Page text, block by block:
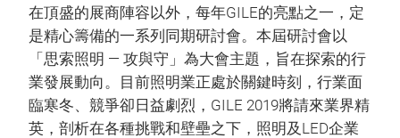
在頂盛的展商陣容以外，每年GILE的亮點之一，定
是精心籌備的一系列同期研討會。本屆研討會以
「思索照明 — 攻與守」為大會主題，旨在探索的行
業發展動向。目前照明業正處於關鍵時刻，行業面
臨寒冬、競爭卻日益劇烈，GILE 2019將請來業界精
英，剖析在各種挑戰和壁壘之下，照明及LED企業